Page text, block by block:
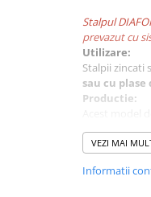
Stalpul
prevazut cu
Utilizare:
Stalpii zincati
sau cu plase
Productie:
si plastifiat
impotriva
greutate
VEZI MAI
Informatii